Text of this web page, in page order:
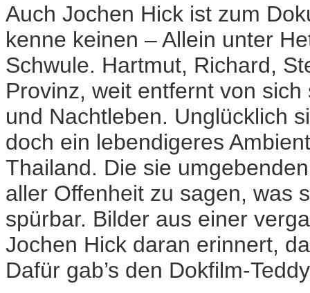
Auch Jochen Hick ist zum
kenne keinen – Allein unter
Schwule. Hartmut, Richard,
Provinz, weit entfernt von
und Nachtleben. Unglücklich
doch ein lebendigeres
Thailand. Die sie
aller Offenheit zu sagen, was
spürbar. Bilder aus einer
Jochen Hick daran erinnert,
Dafür gab’s den Dokfilm-